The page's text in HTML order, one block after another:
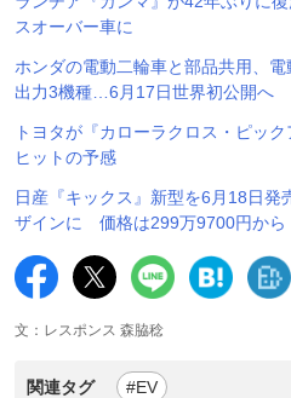
スオーバー車に
ホンダの電動二輪車と部品共用、
出力3機種…6月17日世界初公開へ
トヨタが『カローラクロス・ピッ
ヒットの予感
日産『キックス』新型を6月18日発
ザインに 価格は299万9700円から
文：レスポンス 森脇稔
関連タグ #EV